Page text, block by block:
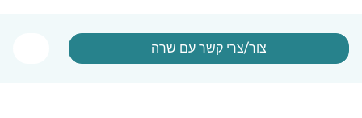
צור/צרי קשר עם שרה